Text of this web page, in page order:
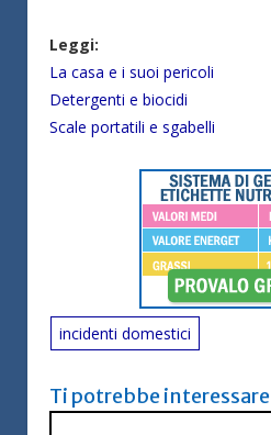
Leggi:
La casa e i suoi pericoli
Detergenti e biocidi
Scale portatili e sgabelli
incidenti domestici
Ti potrebbe interessare